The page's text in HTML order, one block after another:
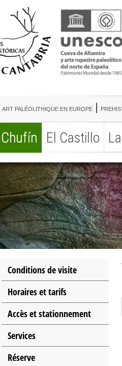
ART PALÉOLITHIQUE EN EUROPE
ART PALÉOLITHIQUE EN EUROPE
Chufín
Chufín
El Castillo
El Castillo
Conditions de visite
Horaires et tarifs
Accès et stationnement
Services
Réserve